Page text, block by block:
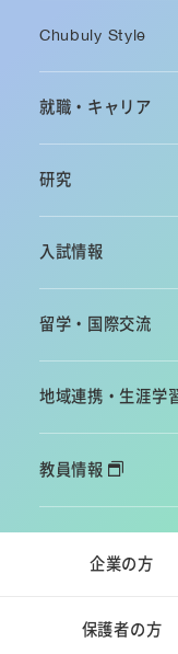
Chubuly Style
就職・キャリア
研究
入試情報
留学・国際交流
地域連携・生涯学
教員情報
企業の方
保護者の方